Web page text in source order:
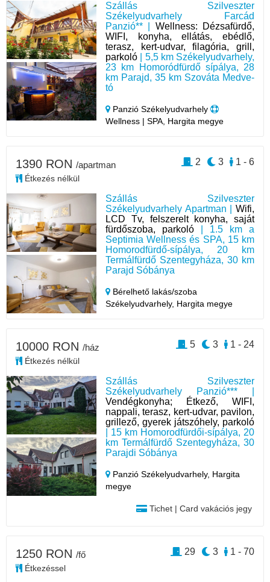
Szállás Szilveszter
Székelyudvarhely Farcád
Panzió** | Wellness: Dézsafürdő,
WIFI, konyha, ellátás, ebédlő,
terasz, kert-udvar, filagória, grill,
parkoló | 5,5 km Székelyudvarhely,
23 km Homoródfürdő sípálya, 28
km Parajd, 35 km Szováta Medve-
tó
Panzió Székelyudvarhely
Wellness | SPA, Hargita megye
Szállás Szilveszter
Székelyudvarhely Apartman | Wifi,
LCD Tv, felszerelt konyha, saját
fürdőszoba, parkoló | 1.5 km a
Septimia Wellness és SPA, 15 km
Homorodfürdő-sípálya, 20 km
Termálfürdő Szentegyháza, 30 km
Parajd Sóbánya
Bérelhető lakás/szoba
Székelyudvarhely, Hargita megye
1390 RON /apartman
Étkezés nélkül
1 - 6
3
2
Szállás Szilveszter
Székelyudvarhely Panzió*** |
Vendégkonyha; Étkező, WIFI,
nappali, terasz, kert-udvar, pavilon,
grillező, gyerek játszóhely, parkoló
| 15 km Homorodfürdői-sípálya, 20
km Termálfürdő Szentegyháza, 30
Parajdi Sóbánya
Panzió Székelyudvarhely, Hargita
megye
Tichet | Card vakációs jegy
10000 RON /ház
Étkezés nélkül
1 - 24
3
5
1250 RON /fő
Étkezéssel
1 - 70
3
29